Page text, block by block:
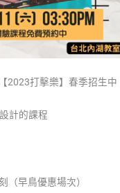
2023打擊樂】春季招生中
計的課程
（早鳥優惠場次）